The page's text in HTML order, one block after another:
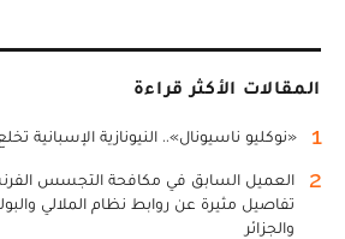
المقالات الأكثر قراءة
1 «نوكليو ناسيونال».. النيونازية الإسبانية
2
العميل السابق في مكافحة التجسس
تفاصيل مثيرة عن روابط نظام الملالي
والجزائر